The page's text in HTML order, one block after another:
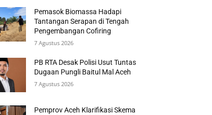
Pemasok Biomassa Hadapi
Tantangan Serapan di Tengah
Pengembangan Cofiring
7 Agustus 2026
PB RTA Desak Polisi Usut Tuntas
Dugaan Pungli Baitul Mal Aceh
7 Agustus 2026
Pemprov Aceh Klarifikasi Skema